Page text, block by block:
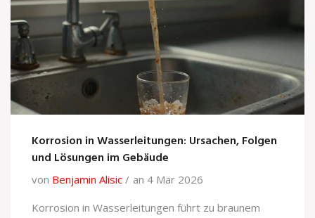
Korrosion in Wasserleitungen: Ursachen, Folgen
und Lösungen im Gebäude
von Benjamin Alisic
an 4 Mär 2026
Korrosion in Wasserleitungen führt zu braunem